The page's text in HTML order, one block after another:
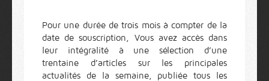
Pour une durée de trois mois à compter de la
date de souscription, Vous avez accès dans
leur intégralité à une sélection d’une
trentaine d’articles sur les principales
actualités de la semaine, publiée tous les